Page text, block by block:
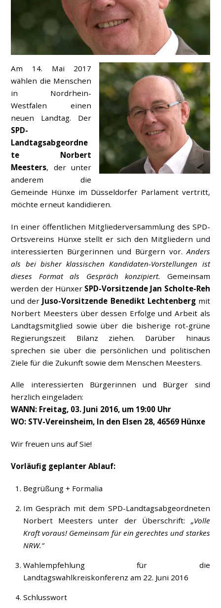
Am 14. Mai 2017
wählen die Menschen
in Nordrhein-
Westfalen einen
neuen Landtag. Der
SPD-
Landtagsabgeordne
te Norbert
Meesters, der unter
anderem die
Gemeinde Hünxe im Düsseldorfer Parlament vertritt,
möchte erneut kandidieren.
In einer öffentlichen Mitgliederversammlung des SPD-
Ortsvereins Hünxe stellt er sich den Mitgliedern und
interessierten Bürgerinnen und Bürgern vor. Anders
als bei bisher klassischen Kandidaten-Vorstellungen ist
dieses Format als Gespräch konzipiert.
Gemeinsam
werden der Hünxer SPD-Vorsitzende Jan Scholte-Reh
und der Juso-Vorsitzende Benedikt Lechtenbergmit
Norbert Meesters über dessen Erfolge und Arbeit als
Landtagsmitglied sowie über die bisherige rot-grüne
Regierungszeit Bilanz ziehen. Darüber hinaus
sprechen sie über die persönlichen und politischen
Ziele für die Zukunft sowie dem Menschen Meesters.
Alle interessierten Bürgerinnen und Bürger sind
herzlich eingeladen:
WANN: Freitag, 03. Juni 2016, um 19:00 Uhr
WO: STV-Vereinsheim, In den Elsen 28, 46569 Hünxe
Wir freuen uns auf Sie!
Vorläufig geplanter Ablauf:
Begrüßung + Formalia
Im Gespräch mit dem SPD-Landtagsabgeordneten
Norbert Meesters unter der Überschrift: „Volle
Kraft voraus! Gemeinsam für ein gerechtes und starkes
NRW.“
Wahlempfehlung für die
Landtagswahlkreiskonferenz am 22. Juni 2016
Schlusswort